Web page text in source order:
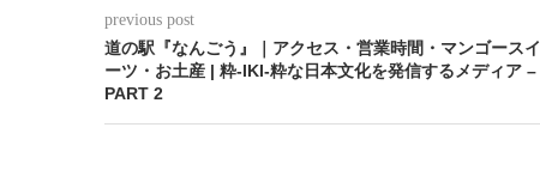
previous post
道の駅『なんごう』｜アクセス・営業時間・マンゴースイ
ーツ・お土産 | 粋-IKI-粋な日本文化を発信するメディア –
PART 2